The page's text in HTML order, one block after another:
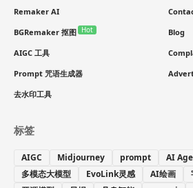
Remaker AI
BGRemaker 抠图 Hot
AIGC 工具
Prompt 咒语生成器
去水印工具
Blog
标签
AIGC Midjourney prompt AI
多模态大模型
EvoLink灵感 AI绘画